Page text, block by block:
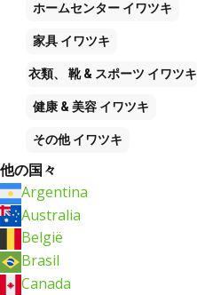
ホームセンター イワツキ
家具 イワツキ
衣類、 靴 & スポーツ イワツキ
健康 & 美容 イワツキ
その他イワツキ
他の国々
Argentina
Australia
België
Brasil
Canada